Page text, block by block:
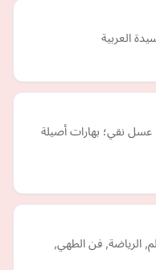
العربية
عسل نقي؛ بهارات أصيلة
الرياضة, فن الطهي,